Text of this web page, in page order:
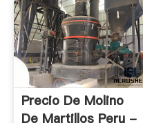
Precio De Molino
De Martillos Peru -